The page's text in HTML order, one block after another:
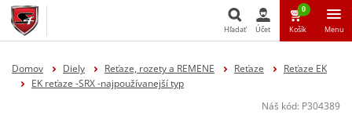
Hľadať
Hľadať Účet
0
Košík Menu
Domov Diely Reťaze, rozety a REMENE Reťaze
Reťaze EK
EK reťaze -SRX -najpoužívanejší typ
Náš kód: P304389